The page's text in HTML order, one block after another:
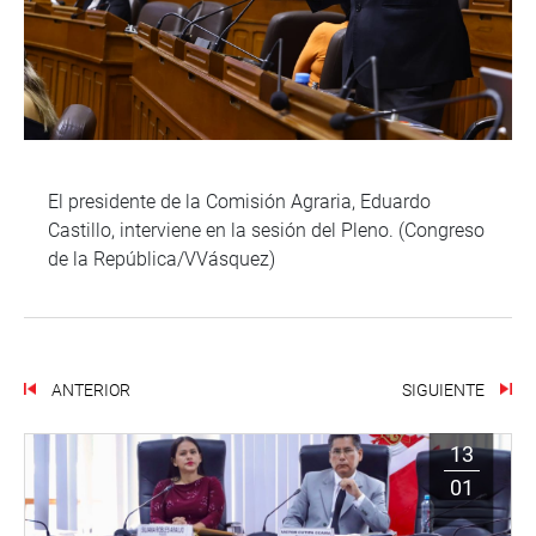
El presidente de la Comisión Agraria, Eduardo
Castillo, interviene en la sesión del Pleno. (Congreso
de la República/VVásquez)
ANTERIOR SIGUIENTE
13
01